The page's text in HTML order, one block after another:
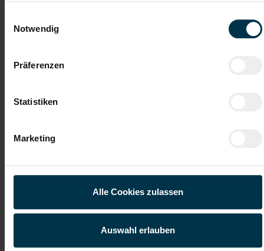
Notwendig
Präferenzen
Statistiken
Marketing
Alle Cookies zulassen
Auswahl erlauben
Datei 4
und willige ein, dass meine personenbezogenen Daten im
Rahmen meiner Initiativbewerbung für die Dauer von drei
Jahren verarbeitet werden dürfen.*